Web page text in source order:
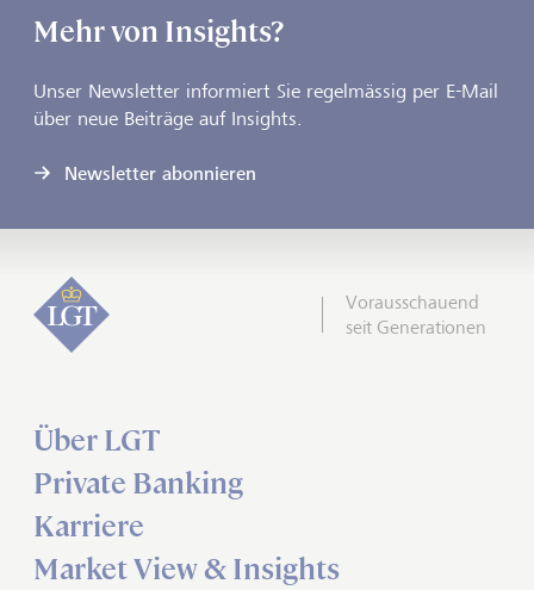
Mehr von Insights?
Unser Newsletter informiert Sie regelmässig per E-Mail
über neue Beiträge auf Insights.
Newsletter abonnieren
Vorausschauend
seit Generationen
Über LGT
Private Banking
Karriere
Market View & Insights